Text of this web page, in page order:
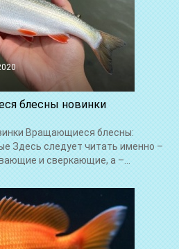
блесны новинки
Вращающиеся блесны:
Здесь следует читать именно –
и сверкающие, а –...